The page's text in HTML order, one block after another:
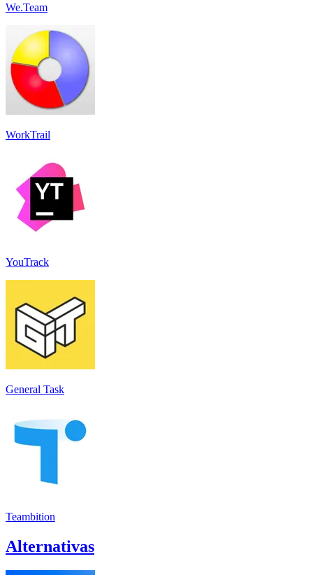
We.Team
WorkTrail
YouTrack
General Task
Teambition
Alternativas